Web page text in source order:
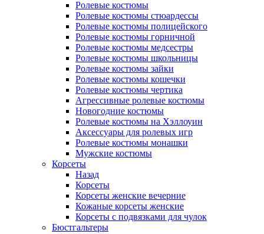
Ролевые костюмы
Ролевые костюмы стюардессы
Ролевые костюмы полицейского
Ролевые костюмы горничной
Ролевые костюмы медсестры
Ролевые костюмы школьницы
Ролевые костюмы зайки
Ролевые костюмы кошечки
Ролевые костюмы чертика
Агрессивные ролевые костюмы
Новогодние костюмы
Ролевые костюмы на Хэллоуин
Аксессуары для ролевых игр
Ролевые костюмы монашки
Мужские костюмы
Корсеты
Назад
Корсеты
Корсеты женские вечерние
Кожаные корсеты женские
Корсеты с подвязками для чулок
Бюстгальтеры